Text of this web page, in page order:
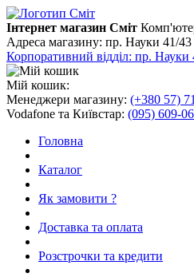
Інтернет магазин Сміт
Адреса магазину: пр. Науки 41/43
Корпоративний відділ: пр. Науки
Мій кошик:
Менеджери магазину: (+380 57)
Vodafone та Київстар: (095) 609-
Головна
Каталог
Як замовити ?
Доставка та оплата
Розстрочки та кредити